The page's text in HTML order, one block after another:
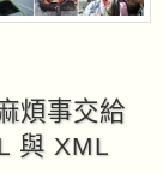
煩事交給
與 XML